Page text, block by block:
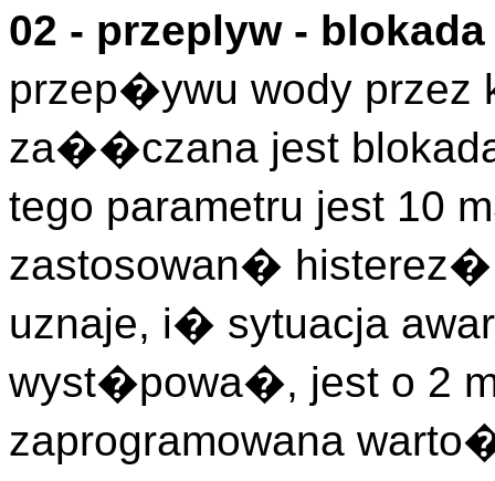
02 - przeplyw -
przep�ywu wody
za��czana jest
tego parametru jest 10
zastosowan�
uznaje, i� sytuacja
wyst�powa�, jest o 2
zaprogramowana